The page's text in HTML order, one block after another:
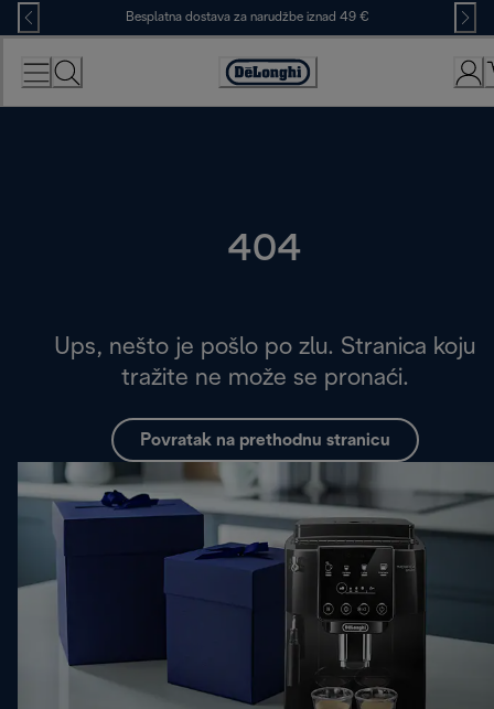
Skip
to
Content
Besplatna dostava za narudžbe iznad 49 €
Accessibility
Statement
404
Ups, nešto je pošlo po zlu. Stranica koju
tražite ne može se pronaći.
Povratak na prethodnu stranicu